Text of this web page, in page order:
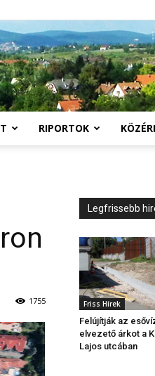
Solymár
RIPORTOK
1755
Legfrissebb
Friss Hírek
Felújítják az
elvezető árkot a
Lajos utcában